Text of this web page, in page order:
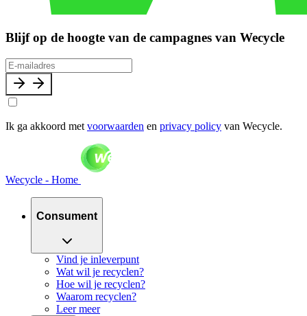
Blijf op de hoogte van de campagnes van Wecycle
Ik ga akkoord met voorwaarden en privacy policy van Wecycle.
Wecycle - Home
Consument
Vind je inleverpunt
Wat wil je recyclen?
Hoe wil je recyclen?
Waarom recyclen?
Leer meer